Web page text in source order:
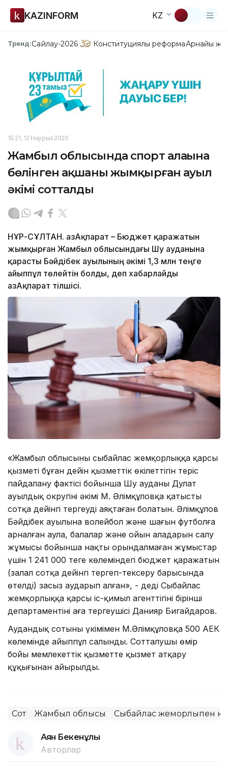
KAZINFORM KZ
Тренд:Сайлау-2026 Конституциялық реформаАрнайы
15:21, 12 Наурыз 2020
Жамбыл облысында спорт алаңына
бөлінген ақшаны жымқырған ауыл
әкімі сотталды
НҰР-СҰЛТАН. ҚазАқпарат – Бюджет қаражатын
жымқырған Жамбыл облысындағы Шу ауданына
қарасты Бәйдібек ауылының әкімі 1,3 млн теңге
айыппұл төлейтін болды, деп хабарлайды
ҚазАқпарат тілшісі.
«Жамбыл облысының сыбайлас жемқорлыққа қарсы
қызметі бұған дейін қызметтік өкілеттігін теріс
пайдалану фактісі бойынша Шу ауданы Дулат
ауылдық округінің әкімі М. Әлімқұловқа қатысты
сотқа дейінгі тергеуді аяқтаған болатын. Әлімқұлов
Бәйдібек ауылына волейбол және шағын футболға
арналған аула, балалар және ойын алаңдарын салу
жұмысы бойынша нақты орындалмаған жұмыстар
үшін 1 241 000 теңге көлеміндегі бюджет қаражатын
(залал сотқа дейінгі тергеп-тексеру барысында
өтелді) заңсыз аударып алған», - деді Сыбайлас
жемқорлыққа қарсы іс-қимыл агенттігінің бірінші
департаментінің аға тергеушісі Данияр Бигайдаров.
Аудандық сотының үкімімен М.Әлімқұловқа 500 АЕК
көлемінде айыппұл салынды. Сотталушы өмір
бойы мемлекеттік қызметте қызмет атқару
құқығынан айырылды.
Сот Жамбыл облысы Сыбайлас жемқорлықпен
Аян Бекенұлы
Авторлар